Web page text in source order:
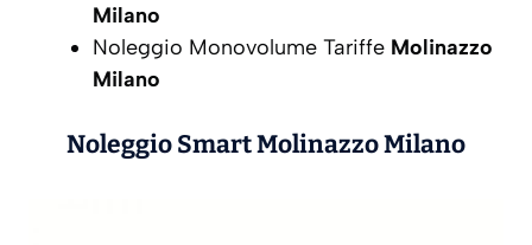
Milano
Noleggio Monovolume Tariffe Molinazzo
Milano
Noleggio SmartMolinazzo Milano